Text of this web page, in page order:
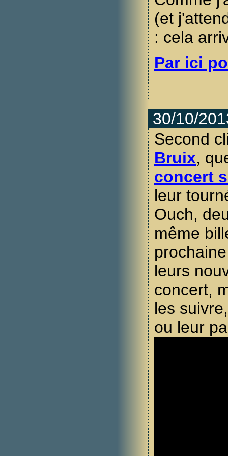
(et
: cela
Par ici
30/10/
Second
Bruix,
concert
leur
Ouch,
même
leurs
concert,
les
ou leur